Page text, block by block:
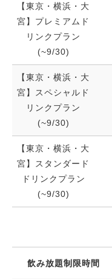
【東京・横浜・大
宮】プレミアムド
リンクプラン
(~9/30)
【東京・横浜・大
宮】スペシャルド
リンクプラン
(~9/30)
【東京・横浜・大
宮】スタンダード
ドリンクプラン
(~9/30)
飲み放題制限時間